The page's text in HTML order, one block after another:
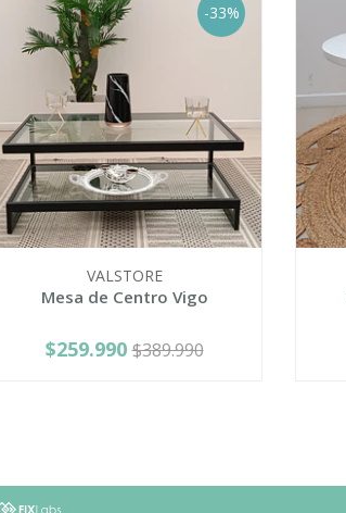
-33%
VALSTORE
Mesa de Centro Vigo
+
$259.990 $389.990